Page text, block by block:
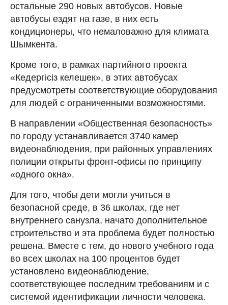
остальные 290 новых автобусов. Новые
автобусы ездят на газе, в них есть
кондиционеры, что немаловажно для климата
Шымкента.
Кроме того, в рамках партийного проекта
«Кедергісіз келешек», в этих автобусах
предусмотреты соответствующие оборудования
для людей с ограниченными возможностями.
В направлении «Общественная безопасность»
по городу устанавливается 3740 камер
видеонаблюдения, при районных управлениях
полиции открыты фронт-офисы по принципу
«одного окна».
Для того, чтобы дети могли учиться в
безопасной среде, в 36 школах, где нет
внутреннего санузла, начато дополнительное
строительство и эта проблема будет полностью
решена. Вместе с тем, до нового учебного года
во всех школах на 100 процентов будет
установлено видеонаблюдение,
соответствующее последним требованиям и с
системой идентификации личности человека.